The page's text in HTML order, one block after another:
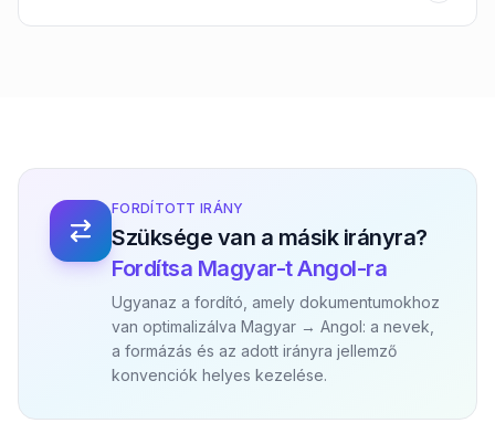
FORDÍTOTT IRÁNY
Szüksége van a másik irányra?
Fordítsa Magyar-t Angol-ra
Ugyanaz a fordító, amely dokumentumokhoz
van optimalizálva Magyar → Angol: a nevek,
a formázás és az adott irányra jellemző
konvenciók helyes kezelése.